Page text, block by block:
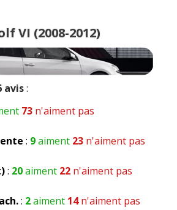
VI (2008-2012)
avis:
73 n'aiment pas
: 9aiment 23 n'aiment pas
: 20aiment 22 n'aiment pas
: 2aiment 14n'aiment pas